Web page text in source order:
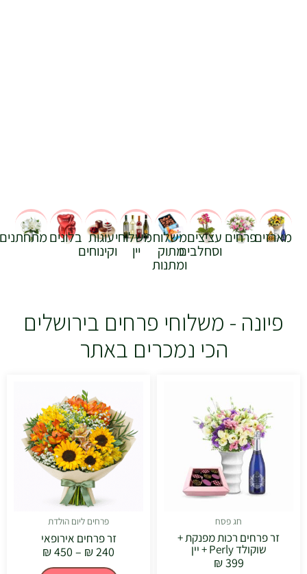
מארזיםפרחים עציצים
וסחלבים
משלוח
מתוק
ומתנות
משלוחי
יין
עוגות
וקינוחים
בלוניםמתחתנים
פיונה - משלוחי פרחים בירושלים
הכי נמכרים באתר
חג פסח
זר פרחים רכות מפנקת +
שוקולד Perly + יין
₪399
פרחים ליום הולדת
זר פרחים אירופאי
₪240
–
₪450
עד
מספר
סוגים.
ניתן
לבחור